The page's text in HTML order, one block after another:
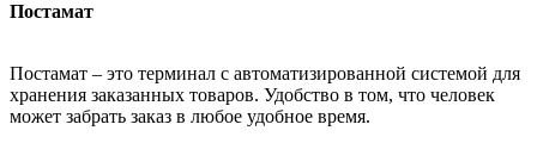
Постамат
Постамат – это терминал с автоматизированной системой для
хранения заказанных товаров. Удобство в том, что человек
может забрать заказ в любое удобное время.